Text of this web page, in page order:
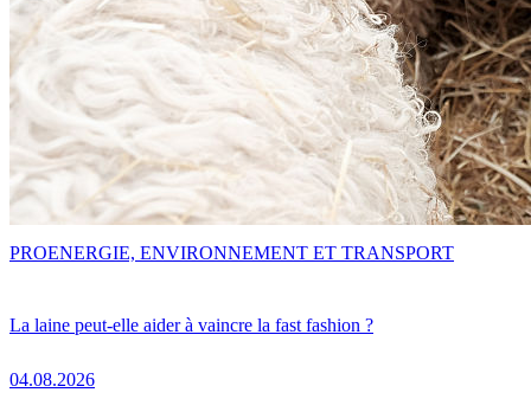
La laine peut-elle aider à vaincre la fast fashion ?
04.08.2026
PROENERGIE, ENVIRONNEMENT ET TRANSPORT